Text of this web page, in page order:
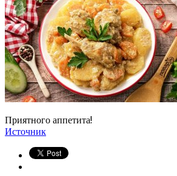
Приятного аппетита!
Источник